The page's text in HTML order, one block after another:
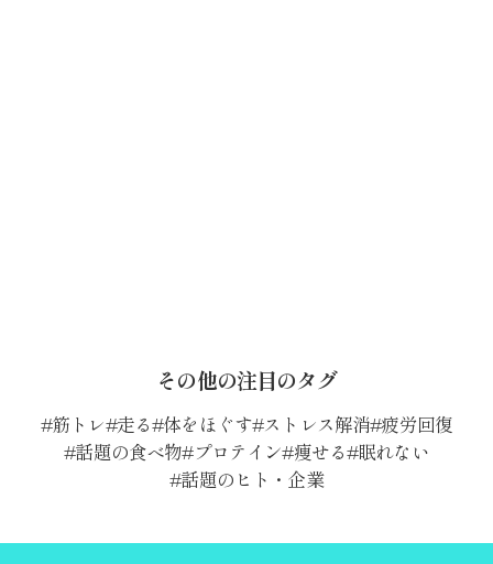
その他の注目のタグ
筋トレ 走る 体をほぐす ストレス解消 疲労回復
話題の食べ物 プロテイン 痩せる 眠れない
話題のヒト・企業